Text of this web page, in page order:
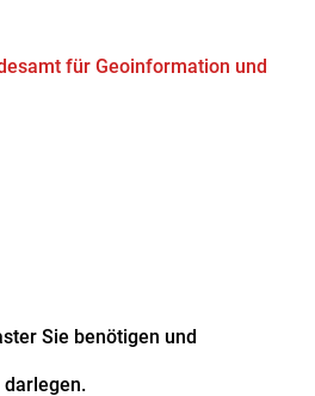
für Geoinformation und
Sie benötigen und